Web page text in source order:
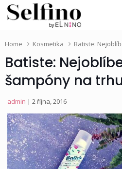
Home Kosmetika Batiste:
Batiste:
šampóny na
admin | 2 října, 2016